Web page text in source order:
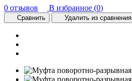
0 отзывов В избранное (0)
Сравнить Удалить из сравнения